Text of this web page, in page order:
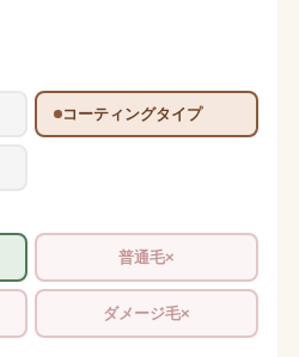
コーティングタイプ
普通毛×
ダメージ毛×